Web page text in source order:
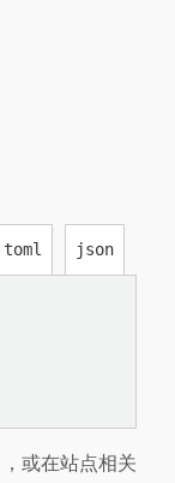
toml json
或在站点相关